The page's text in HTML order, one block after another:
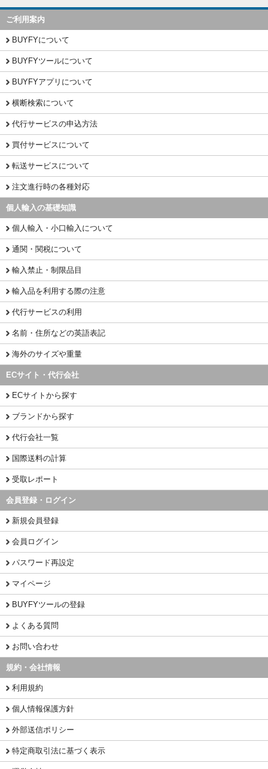
ご利用案内
BUYFYについて
BUYFYツールについて
BUYFYアプリについて
横断検索について
代行サービスの申込方法
買付サービスについて
転送サービスについて
注文進行時の各種対応
個人輸入の基礎知識
個人輸入・小口輸入について
通関・関税について
輸入禁止・制限品目
輸入品を利用する際の注意
代行サービスの利用
名前・住所などの英語表記
海外のサイズや重量
ECサイト・代行会社
ECサイトから探す
ブランドから探す
代行会社一覧
国際送料の計算
受取レポート
会員登録・ログイン
新規会員登録
会員ログイン
パスワード再設定
マイページ
BUYFYツールの登録
よくある質問
お問い合わせ
規約・会社情報
利用規約
個人情報保護方針
外部送信ポリシー
特定商取引法に基づく表示